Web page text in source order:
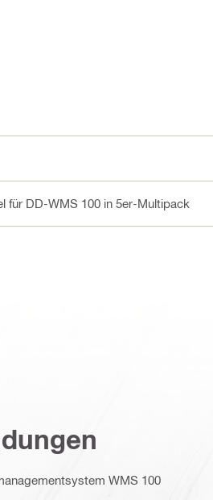
für DD-WMS 100 in 5er-Multipack
WMS 100